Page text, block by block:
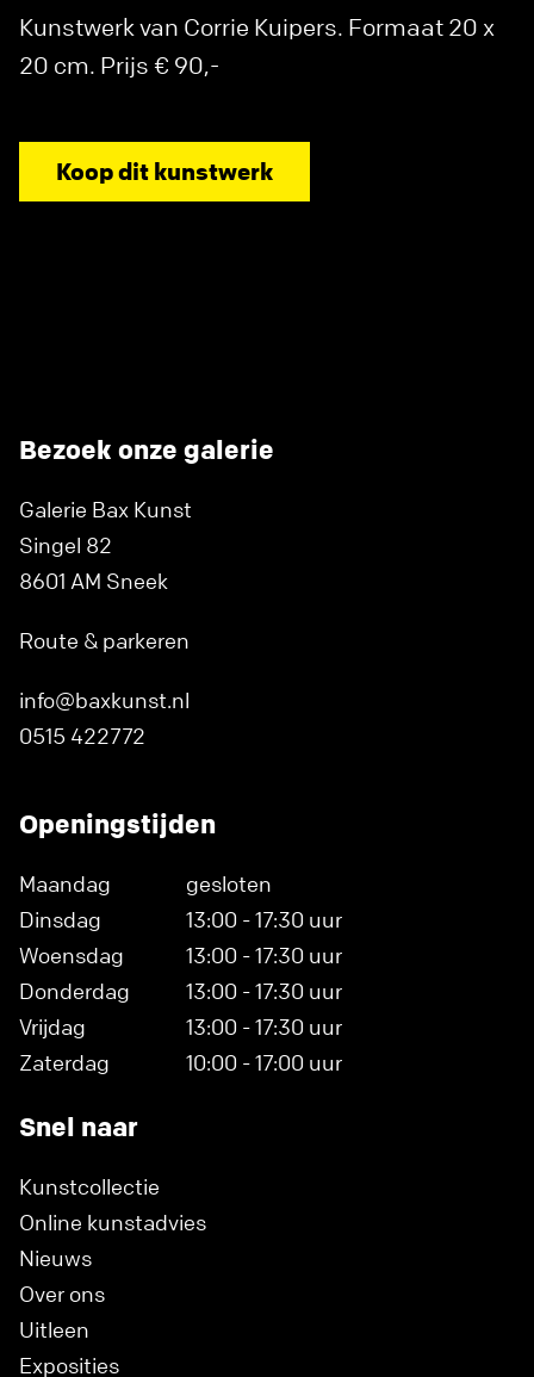
Kunstwerk van Corrie Kuipers. Formaat 20 x
20 cm. Prijs € 90,-
Koop dit kunstwerk
Bezoek onze galerie
Galerie Bax Kunst
Singel 82
8601 AM Sneek
Route & parkeren
info@baxkunst.nl
0515 422772
Openingstijden
Maandag
gesloten
Dinsdag
13:00 - 17:30 uur
Woensdag
13:00 - 17:30 uur
Donderdag
13:00 - 17:30 uur
Vrijdag
13:00 - 17:30 uur
Zaterdag
10:00 - 17:00 uur
Snel naar
Kunstcollectie
Online kunstadvies
Nieuws
Over ons
Uitleen
Exposities